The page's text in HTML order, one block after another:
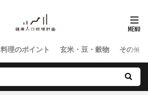
料理のポイント 玄米・豆・穀物 その他